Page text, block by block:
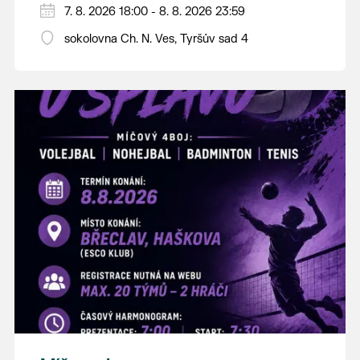
PÁTEK 7. srpna
18:00 - ruční stavění máje
14:00 - krojový průvod pro stárky od
hostince “U Buvola”
16:00 - odpolední zábava na sokolovně
21:00 - večerní zábava
K tanci a poslechu bude hrát DH
Lanžhotčané.
Těšíme se na Vás!
7. 8. 2026 18:00 - 8. 8. 2026 23:59
sokolovna Ch. N. Ves, Tyršův sad 4